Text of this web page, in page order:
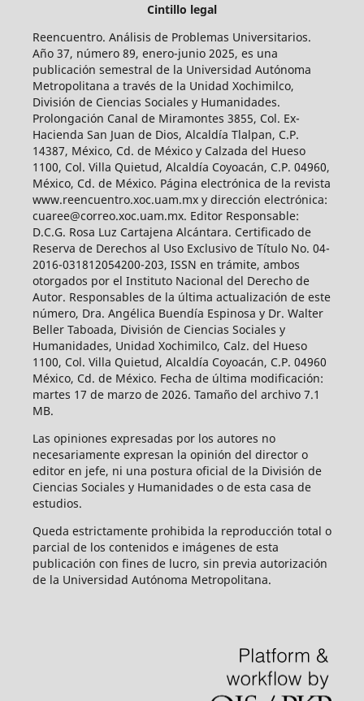
Cintillo legal
Reencuentro. Análisis de Problemas Universitarios.
Año 37, número 89, enero-junio 2025, es una
publicación semestral de la Universidad Autónoma
Metropolitana a través de la Unidad Xochimilco,
División de Ciencias Sociales y Humanidades.
Prolongación Canal de Miramontes 3855, Col. Ex-
Hacienda San Juan de Dios, Alcaldía Tlalpan, C.P.
14387, México, Cd. de México y Calzada del Hueso
1100, Col. Villa Quietud, Alcaldía Coyoacán, C.P. 04960,
México, Cd. de México. Página electrónica de la revista
www.reencuentro.xoc.uam.mx y dirección electrónica:
cuaree@correo.xoc.uam.mx. Editor Responsable:
D.C.G. Rosa Luz Cartajena Alcántara. Certificado de
Reserva de Derechos al Uso Exclusivo de Título No. 04-
2016-031812054200-203, ISSN en trámite, ambos
otorgados por el Instituto Nacional del Derecho de
Autor. Responsables de la última actualización de este
número, Dra. Angélica Buendía Espinosa y Dr. Walter
Beller Taboada, División de Ciencias Sociales y
Humanidades, Unidad Xochimilco, Calz. del Hueso
1100, Col. Villa Quietud, Alcaldía Coyoacán, C.P. 04960
México, Cd. de México. Fecha de última modificación:
martes 17 de marzo de 2026. Tamaño del archivo 7.1
MB.
Las opiniones expresadas por los autores no
necesariamente expresan la opinión del director o
editor en jefe, ni una postura oficial de la División de
Ciencias Sociales y Humanidades o de esta casa de
estudios.
Queda estrictamente prohibida la reproducción total o
parcial de los contenidos e imágenes de esta
publicación con fines de lucro, sin previa autorización
de la Universidad Autónoma Metropolitana.